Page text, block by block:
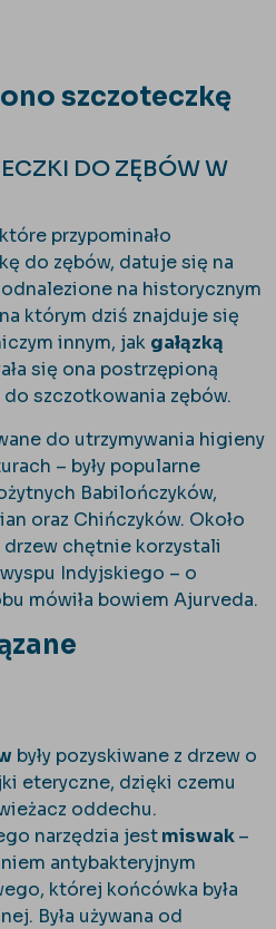
szczoteczkę
DO ZĘBÓW W
przypominało
do zębów, datuje się na
na historycznym
którym dziś znajduje się
innym, jak gałązką
się ona postrzępioną
do szczotkowania zębów.
do utrzymywania higieny
– były popularne
Babilończyków,
oraz Chińczyków. Około
drzew chętnie korzystali
Indyjskiego – o
mówiła bowiem Ajurveda.
były pozyskiwane z drzew o
eteryczne, dzięki czemu
oddechu.
narzędzia jestmiswak–
antybakteryjnym
której końcówka była
Była używana od